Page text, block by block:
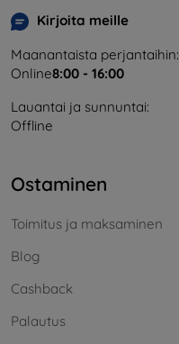
Kirjoita meille
Maanantaista perjantaihin:
Online8:00 - 16:00
Lauantai ja sunnuntai:
Offline
Ostaminen
Toimitus ja maksaminen
Blog
Cashback
Palautus